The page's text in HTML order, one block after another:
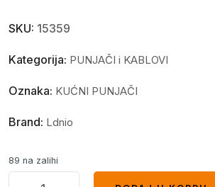
SKU: 15359
Kategorija: PUNJAČI i KABLOVI
Oznaka: KUĆNI PUNJAČI
Brand: Ldnio
89 na zalihi